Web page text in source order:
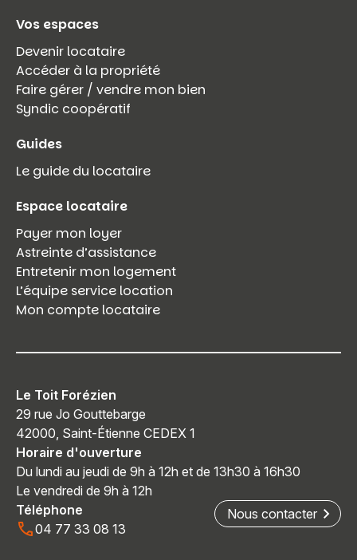
Vos espaces
Devenir locataire
Accéder à la propriété
Faire gérer / vendre mon bien
Syndic coopératif
Guides
Le guide du locataire
Espace locataire
Payer mon loyer
Astreinte d’assistance
Entretenir mon logement
L’équipe service location
Mon compte locataire
Le Toit Forézien
29 rue Jo Gouttebarge
42000, Saint-Étienne CEDEX 1
Horaire d'ouverture
Du lundi au jeudi de 9h à 12h et de 13h30 à 16h30
Le vendredi de 9h à 12h
Téléphone
04 77 33 08 13
Nous contacter